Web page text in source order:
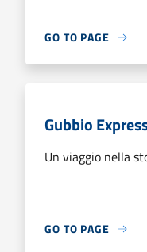
GO TO PAGE
Gubbio
Un viaggio nella
GO TO PAGE